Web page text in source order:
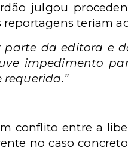
julgou
teriam
parte da editora e
impedimento
conflito entre a
no caso